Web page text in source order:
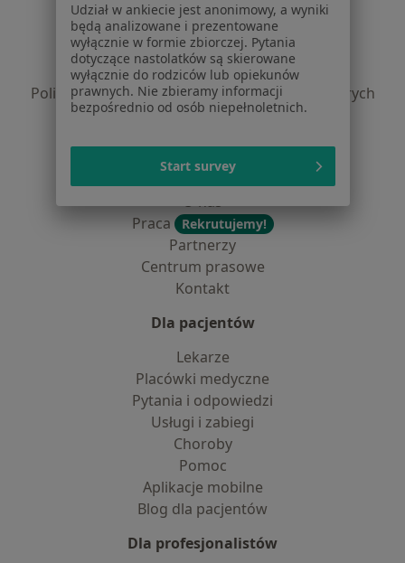
Regulamin
Polityka prywatności pacjentów
Polityka prywatności profesjonalistów
Polityka prywatności dla profesjonalistów, których
dane pozyskaliśmy samodzielnie
Jak działają wyniki wyszukiwania
Dostępność
O nas
Praca
Rekrutujemy!
Partnerzy
Centrum prasowe
Kontakt
Dla pacjentów
Lekarze
Placówki medyczne
Pytania i odpowiedzi
Usługi i zabiegi
Choroby
Pomoc
Aplikacje mobilne
Blog dla pacjentów
Dla profesjonalistów
Udział w ankiecie jest anonimowy, a wyniki
będą analizowane i prezentowane
wyłącznie w formie zbiorczej. Pytania
dotyczące nastolatków są skierowane
wyłącznie do rodziców lub opiekunów
prawnych. Nie zbieramy informacji
bezpośrednio od osób niepełnoletnich.
Start survey